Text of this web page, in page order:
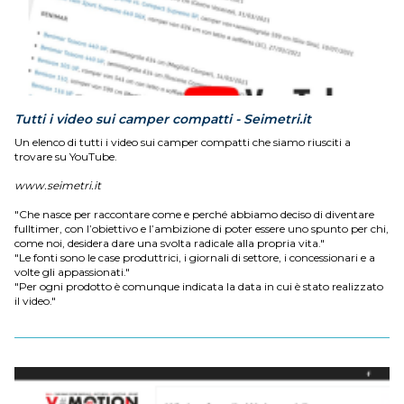
Tutti i video sui camper compatti - Seimetri.it
Un elenco di tutti i video sui camper compatti che siamo riusciti a
trovare su YouTube.
www.seimetri.it
"Che nasce per raccontare come e perché abbiamo deciso di diventare
fulltimer, con l’obiettivo e l’ambizione di poter essere uno spunto per chi,
come noi, desidera dare una svolta radicale alla propria vita."
"Le fonti sono le case produttrici, i giornali di settore, i concessionari e a
volte gli appassionati."
"Per ogni prodotto è comunque indicata la data in cui è stato realizzato
il video."